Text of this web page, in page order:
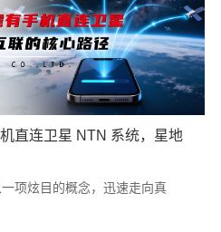
直连卫星 NTN 系统，星地
项炫目的概念，迅速走向真